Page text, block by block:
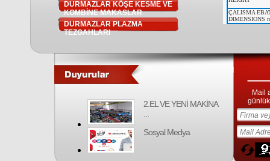
DURMAZLAR KÖŞE KESME VE
KOMBİNE MAKASLAR
DURMAZLAR PLAZMA
TEZGAHLARI
ÇALISMA
DIMENSIONS
2.EL VE YENİ MAKİNA
Sosyal Medya
Mail